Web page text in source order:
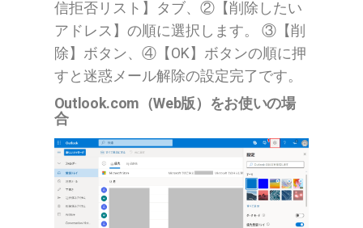
信拒否リスト】タブ、②【削除したい
アドレス】の順に選択します。 ③【削
除】ボタン、④【OK】ボタンの順に押
すと迷惑メール解除の設定完了です。
Outlook.com（Web版）をお使いの場
合